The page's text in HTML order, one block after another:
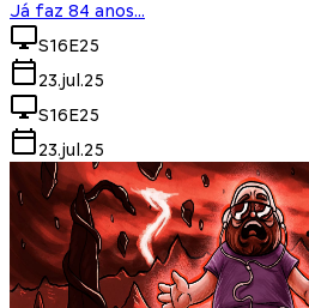
Já faz 84 anos...
S16E25
23.jul.25
S16E25
23.jul.25